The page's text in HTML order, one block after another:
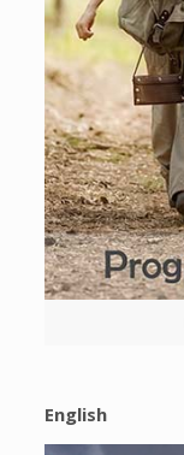
English